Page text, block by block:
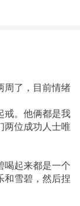
周了，目前情绪
戒。他俩都是我
两位成功人士唯
喝起来都是一个
和雪碧，然后捏